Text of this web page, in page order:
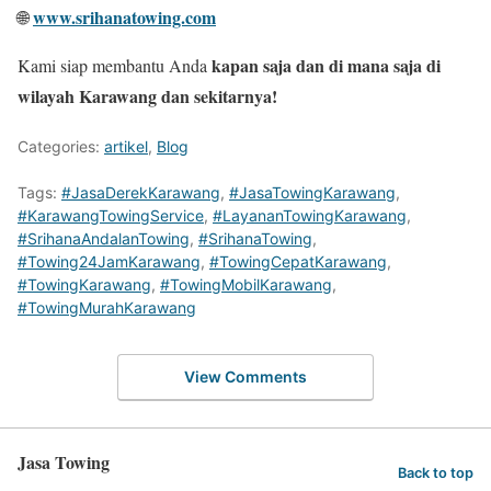
🌐www.srihanatowing.com
Kami siap membantu Anda kapan saja dan di mana saja di
wilayah Karawang dan sekitarnya!
Categories: artikel, Blog
Tags: #JasaDerekKarawang, #JasaTowingKarawang,
#KarawangTowingService, #LayananTowingKarawang,
#SrihanaAndalanTowing, #SrihanaTowing,
#Towing24JamKarawang, #TowingCepatKarawang,
#TowingKarawang, #TowingMobilKarawang,
#TowingMurahKarawang
View Comments
Jasa Towing Back to top